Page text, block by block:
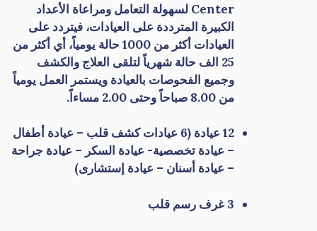
Center لسهولة التعامل ومراعاة الأعداد
الكبيرة المترددة على العيادات، فيتردد على
العيادات أكثر من 1000 حالة يومياً، أي أكثر من
25 الف حالة شهرياً لتلقى العلاج والكشف
وجميع الفحوصات بالعيادة ويستمر العمل يومياً
12 عيادة (6 عيادات كشف قلب – عيادة أطفال
– عيادة تخصصية- عيادة السكر – عيادة جراحة
– عيادة أسنان – عيادة إستشارى)